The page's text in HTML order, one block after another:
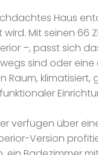
Haus
Mit seinen 66
–, passt sich
sind oder
Raum,
verfügen über
Version